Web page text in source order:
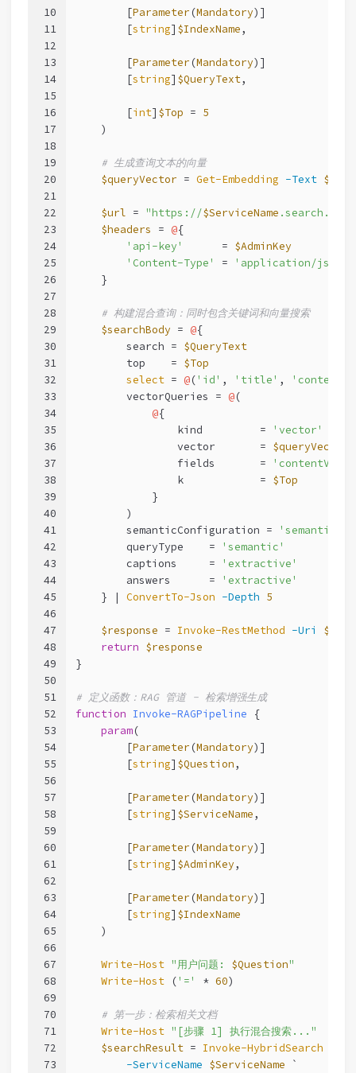
10
11
12
13
14
15
16
17
18
19
20
21
22
23
24
25
26
27
28
29
30
31
32
33
34
35
36
37
38
39
40
41
42
43
44
45
46
47
48
49
50
51
52
53
54
55
56
57
58
59
60
61
62
63
64
65
66
67
68
69
70
71
72
73
        [
Parameter (Mandatory)]
        [
string] $IndexName,
        [
Parameter (Mandatory)]
        [
string] $QueryText,
        [
int] $Top = 5
    )
# 生成查询文本的向量
$queryVector = Get-Embedding -Text
$url = "https://$ServiceName
$headers = @{
'api-key'
      =
$AdminKey
'Content-Type'
=
'application/json'
    }
# 构建混合查询：同时包含关键词和向量搜索
$searchBody = @{
        search =
$QueryText
        top    =
$Top
select = @('id' , 'title' , 'content'
        vectorQueries =
@(
@{
                kind         =
'vector'
                vector       =
$queryVector
                fields       =
                k            =
$Top
            }
        )
        semanticConfiguration =
        queryType    =
'semantic'
        captions     =
'extractive'
        answers      =
'extractive'
    } |
ConvertTo-Json -Depth 5
$response = Invoke-RestMethod -Uri $url
return $response
}
# 定义函数：RAG 管道 - 检索增强生成
function Invoke-RAGPipeline {
param(
        [
Parameter (Mandatory)]
        [
string] $Question,
        [
Parameter (Mandatory)]
        [
string] $ServiceName,
        [
Parameter (Mandatory)]
        [
string] $AdminKey,
        [
Parameter (Mandatory)]
        [
string] $IndexName
    )
Write-Host "用户问题: $Question"
Write-Host ('=' * 60)
# 第一步：检索相关文档
Write-Host "[步骤 1] 执行混合搜索..."
$searchResult = Invoke-HybridSearch
-ServiceName $ServiceName `